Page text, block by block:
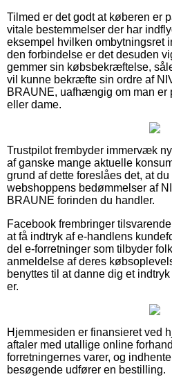
Tilmed er det godt at køberen er
vitale bestemmelser der har
eksempel hvilken ombytningsret
den forbindelse er det desuden
gemmer sin købsbekræftelse,
vil kunne bekræfte sin ordre af
BRAUNE, uafhængig om man er
eller dame.
Trustpilot frembyder immervæk
af ganske mange aktuelle
grund af dette foreslåes det, at
webshoppens bedømmelser af
BRAUNE forinden du handler.
Facebook frembringer
at få indtryk af e-handlens
del e-forretninger som tilbyder
anmeldelse af deres
benyttes til at danne dig et
er.
Hjemmesiden er finansieret ved
aftaler med utallige online
forretningernes varer, og
besøgende udfører en bestilling.